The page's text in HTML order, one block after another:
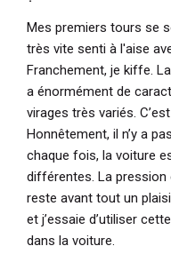
Mes premiers tours se
très vite senti à l'aise
Franchement, je kiffe.
a énormément de
virages très variés.
Honnêtement, il n’y a
chaque fois, la voiture
différentes. La
reste avant tout un
et j’essaie d’utiliser
dans la voiture.